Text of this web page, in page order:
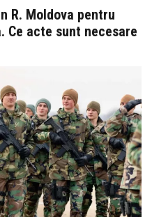
R. Moldova pentru
Ce acte sunt necesare